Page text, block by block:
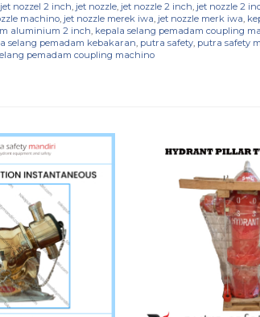
jet nozzel 2 inch, jet nozzle, jet nozzle 2 inch, jet nozzle 2
machino, jet nozzle merek iwa, jet nozzle merk iwa,
aluminium 2 inch, kepala selang pemadam coupling
selang pemadam kebakaran, putra safety, putra safety
pemadam coupling machino